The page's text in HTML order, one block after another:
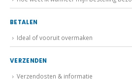
BETALEN
Ideal of vooruit overmaken
VERZENDEN
Verzendosten & informatie